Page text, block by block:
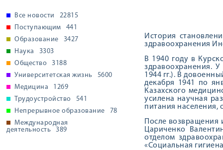
Все новости
22815
Поступающим
441
Образование
3427
Наука
3303
Общество
3188
Университетская жизнь
5600
Медицина
1269
Трудоустройство
541
Непрерывное образование
78
Международная
деятельность
389
История
здравоохранения
В 1940 году в
здравоохранения.
1944 гг.). В
декабря 1941 по
Казахского
усилена научная
питания населения,
После возвращения
Цариченко
отделом
«Социальная